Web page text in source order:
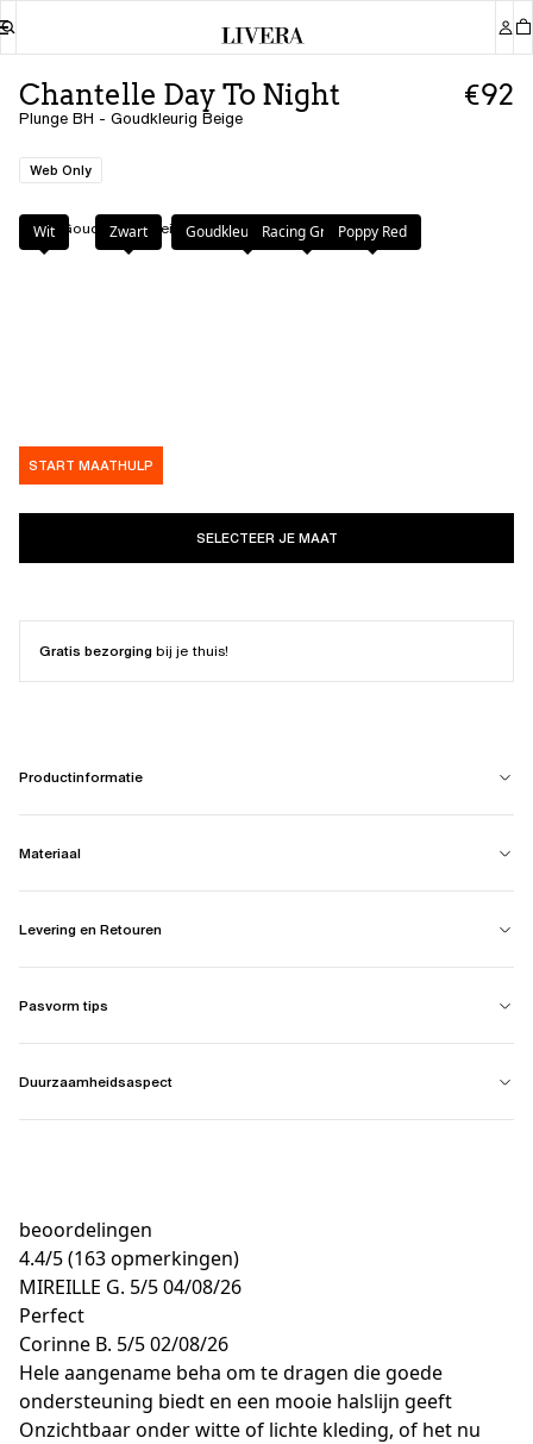
Chantelle Day To Night
Plunge BH - Goudkleurig Beige
€92
Web Only
Kleur: Goudkleurig Beige
Wit Zwart Goudkleurig BeigeRacing GreenPoppy Red
START MAATHULP
SELECTEER JE MAAT
Gratis bezorgingbij je thuis!
Productinformatie
Materiaal
Levering en Retouren
Pasvorm tips
Duurzaamheidsaspect
beoordelingen
4.4/5(163 opmerkingen)
MIREILLE G. 5/504/08/26
Perfect
Corinne B. 5/502/08/26
Hele aangename beha om te dragen die goede
ondersteuning biedt en een mooie halslijn geeft
Onzichtbaar onder witte of lichte kleding, of het nu